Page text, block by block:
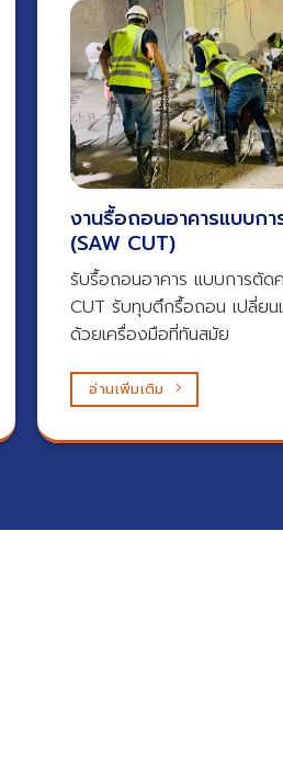
งานรื้อถอนอาคารแบบก
(SAW CUT)
รับรื้อถอนอาคาร แบบการตัด
CUT รับทุบตึกรื้อถอน เปลี่ยน
ด้วยเครื่องมือที่ทันสมัย
อ่านเพิ่มเติม